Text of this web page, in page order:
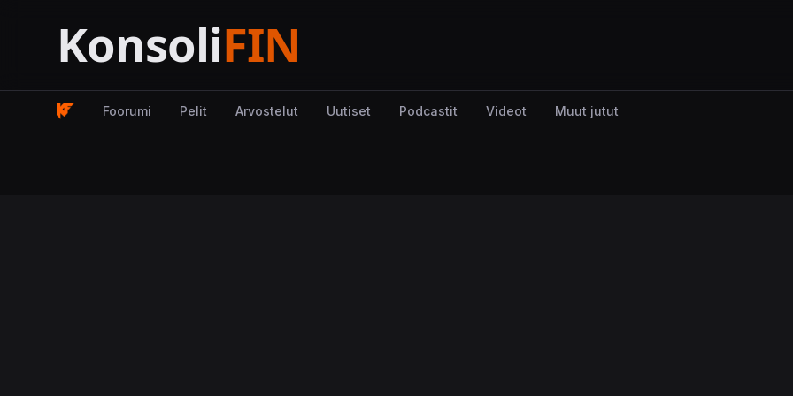
Foorumi Pelit Arvostelut Uutiset Podcastit Videot Muut jutut